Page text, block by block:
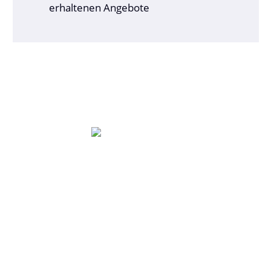
erhaltenen Angebote